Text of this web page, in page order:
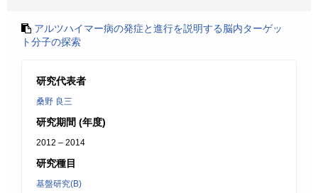
アルツハイマー病の発症と進行を説明する脳内ターゲッ
ト分子の探索
研究代表者
桑野 良三
研究期間 (年度)
2012 – 2014
研究種目
基盤研究(B)